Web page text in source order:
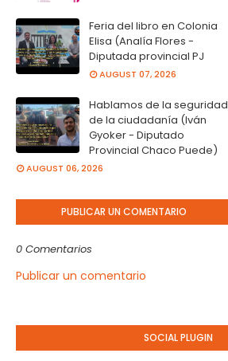
Feria del libro en Colonia
Elisa (Analía Flores -
Diputada provincial PJ
AUGUST 07, 2026
Hablamos de la seguridad
de la ciudadanía (Iván
Gyoker - Diputado
Provincial Chaco Puede)
AUGUST 06, 2026
PUBLICAR UN COMENTARIO
0 Comentarios
Publicar un comentario
SOCIAL PLUGIN